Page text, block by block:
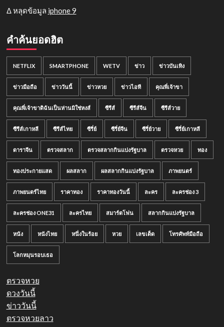
Δ หลุดข้อมูล iphone 9
คำค้นยอดฮิต
NETFLIX SMARTPHONE WETV ข่าว ข่าวบันเทิง
ข่าวมือถือ ข่าววันนี้ ข่าวหวย ข่าวไอที คุณพี่เจ้าขา
คุณพี่เจ้าขาดิฉันเป็นห่านมิใช่หงส์ ซีรีส์ ซีรีส์จีน ซีรีส์วาย
ซีรีส์เกาหลี ซีรีส์ไทย ซีรี่ย์ ซีรี่ย์จีน ซีรี่ย์วาย ซีรี่ย์เกาหลี
ดาราจีน ตรวจสลาก ตรวจสลากกินแบ่งรัฐบาล ตรวจหวย ทอง
ทองประกายแสด ผลสลาก ผลสลากกินแบ่งรัฐบาล ภาพยนตร์
ภาพยนตร์ไทย ราคาทอง ราคาทองวันนี้ ละคร ละครช่อง 3
ละครช่อง ONE31 ละครไทย สมาร์ตโฟน สลากกินแบ่งรัฐบาล
หนัง หนังไทย หนึ่งในร้อย หวย เลขเด็ด โทรศัพท์มือถือ
โลกหมุนรอบเธอ
ตรวจหวย
ดวงวันนี้
ข่าววันนี้
ตรวจหวยลาว